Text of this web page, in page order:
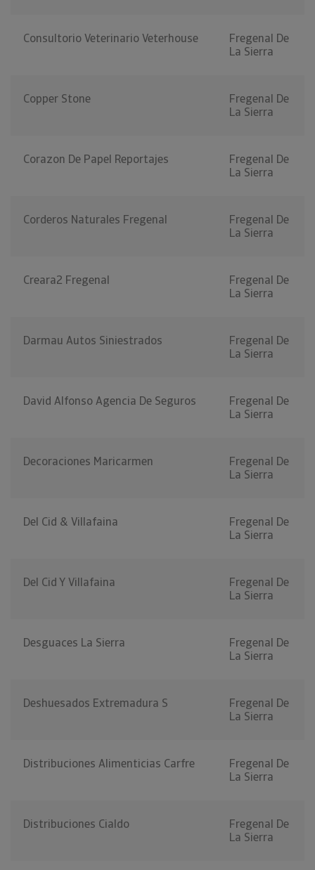
Consultorio Veterinario Veterhouse
Fregenal De
La Sierra
Copper Stone
Fregenal De
La Sierra
Corazon De Papel Reportajes
Fregenal De
La Sierra
Corderos Naturales Fregenal
Fregenal De
La Sierra
Creara2 Fregenal
Fregenal De
La Sierra
Darmau Autos Siniestrados
Fregenal De
La Sierra
David Alfonso Agencia De Seguros
Fregenal De
La Sierra
Decoraciones Maricarmen
Fregenal De
La Sierra
Del Cid & Villafaina
Fregenal De
La Sierra
Del Cid Y Villafaina
Fregenal De
La Sierra
Desguaces La Sierra
Fregenal De
La Sierra
Deshuesados Extremadura S
Fregenal De
La Sierra
Distribuciones Alimenticias Carfre
Fregenal De
La Sierra
Distribuciones Cialdo
Fregenal De
La Sierra